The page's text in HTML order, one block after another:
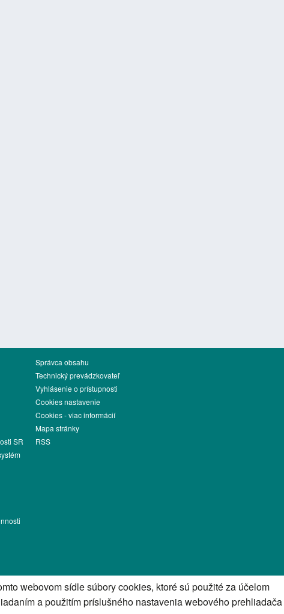
SR
Správca obsahu
Technický prevádzkovateľ
Vyhlásenie o prístupnosti
Cookies nastavenie
Cookies - viac informácií
Mapa stránky
RSS
webovom sídle súbory cookies, ktoré sú použité za účelom
a použitím príslušného nastavenia webového prehliadača